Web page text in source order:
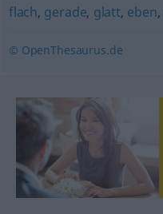
flach, gerade, glatt, eben,
© OpenThesaurus.de